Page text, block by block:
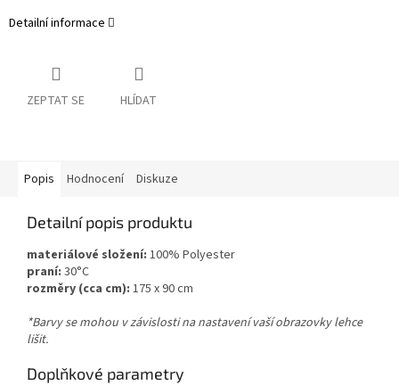
Detailní informace
ZEPTAT SE HLÍDAT
Popis Hodnocení Diskuze
Detailní popis produktu
materiálové složení: 100% Polyester
praní: 30°C
rozměry (cca cm): 175 x 90 cm
*Barvy se mohou v závislosti na nastavení vaší obrazovky lehce
lišit.
Doplňkové parametry